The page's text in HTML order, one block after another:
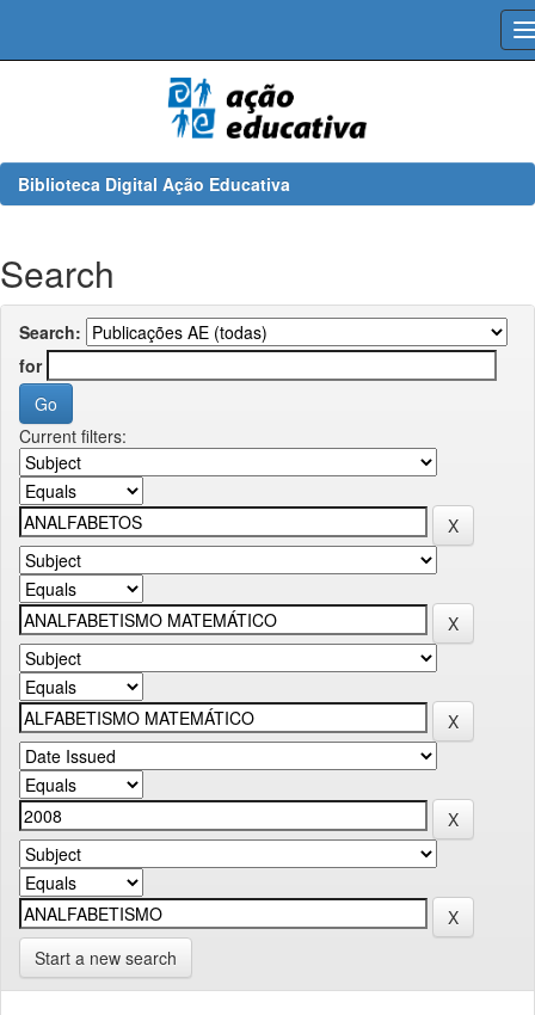
Biblioteca Digital Ação Educativa
Search
Search:
for
Current filters:
Start a new search